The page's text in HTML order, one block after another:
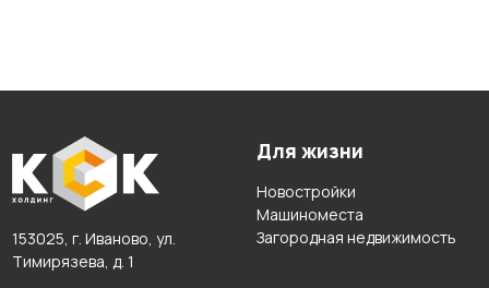
153025, г. Иваново, ул.
Тимирязева, д. 1
Для жизни
Новостройки
Машиноместа
Загородная недвижимость